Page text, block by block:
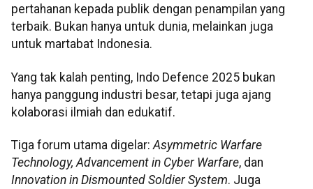
pertahanan kepada publik dengan penampilan yang
terbaik. Bukan hanya untuk dunia, melainkan juga
untuk martabat Indonesia.
Yang tak kalah penting, Indo Defence 2025 bukan
hanya panggung industri besar, tetapi juga ajang
kolaborasi ilmiah dan edukatif.
Tiga forum utama digelar:Asymmetric Warfare
Technology, Advancement in Cyber Warfare, dan
Innovation in Dismounted Soldier System. Juga